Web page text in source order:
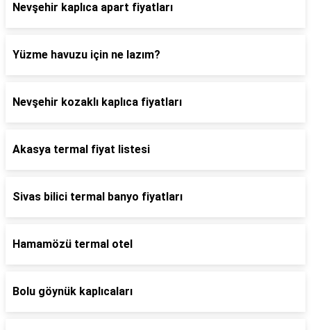
Nevşehir kaplıca apart fiyatları
Yüzme havuzu için ne lazım?
Nevşehir kozaklı kaplıca fiyatları
Akasya termal fiyat listesi
Sivas bilici termal banyo fiyatları
Hamamözü termal otel
Bolu göynük kaplıcaları